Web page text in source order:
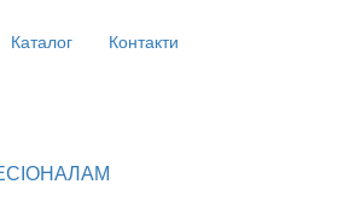
Каталог Контакти